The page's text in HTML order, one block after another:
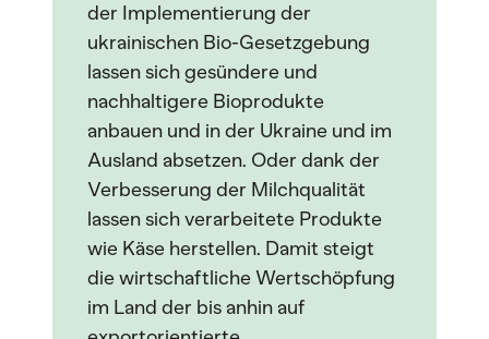
der Implementierung der
ukrainischen Bio-Gesetzgebung
lassen sich gesündere und
nachhaltigere Bioprodukte
anbauen und in der Ukraine und im
Ausland absetzen. Oder dank der
Verbesserung der Milchqualität
lassen sich verarbeitete Produkte
wie Käse herstellen. Damit steigt
die wirtschaftliche Wertschöpfung
im Land der bis anhin auf